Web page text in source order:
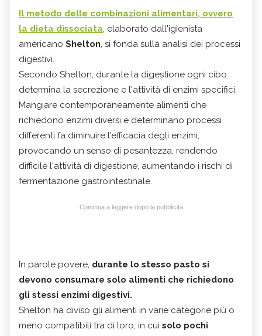
Il metodo delle combinazioni alimentari, ovvero
la dieta dissociata, elaborato dall'igienista
americano Shelton, si fonda sulla analisi dei processi
digestivi.
Secondo Shelton, durante la digestione ogni cibo
determina la secrezione e l'attività di enzimi specifici.
Mangiare contemporaneamente alimenti che
richiedono enzimi diversi e determinano processi
differenti fa diminuire l'efficacia degli enzimi,
provocando un senso di pesantezza, rendendo
difficile l'attività di digestione, aumentando i rischi di
fermentazione gastrointestinale.
Continua a leggere dopo la pubblicità
In parole povere, durante lo stesso pasto si
devono consumare solo alimenti che richiedono
gli stessi enzimi digestivi.
Shelton ha diviso gli alimenti in varie categorie più o
meno compatibili tra di loro, in cui solo pochi